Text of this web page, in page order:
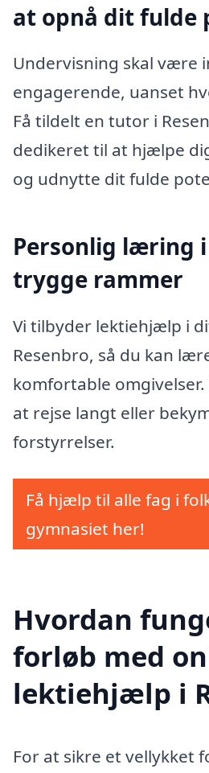
at opnå dit fulde
Undervisning skal være
engagerende, uanset
Få tildelt en tutor i
dedikeret til at hjælpe
og udnytte dit fulde
Personlig læring
trygge rammer
Vi tilbyder lektiehjælp i
Resenbro, så du kan
komfortable
at rejse langt eller
forstyrrelser.
Få hjælp til alle fag i
gymnasiet her!
Hvordan
forløb med
lektiehjælp i
For at sikre et vellykket